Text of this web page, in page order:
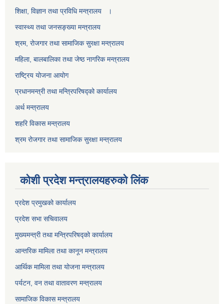
शिक्षा, विज्ञान तथा प्रविधि मन्त्रालय ।
स्वास्थ्य तथा जनसङ्ख्या मन्त्रालय
श्रम, रोजगार तथा सामाजिक सुरक्षा मन्त्रालय
महिला, बालबालिका तथा जेष्ठ नागरिक मन्त्रालय
राष्ट्रिय योजना आयोग
प्रधानमन्त्री तथा मन्त्रिपरिषद्को कार्यालय
अर्थ मन्त्रालय
शहरि विकास मन्त्रालय
श्रम रोजगार तथा सामाजिक सुरक्षा मन्त्रालय
कोशी प्रदेश मन्त्रालयहरुको लिंक
प्रदेश प्रमुखको कार्यालय
प्रदेश सभा सचिवालय
मुख्यमन्त्री तथा मन्त्रिपरिषद्को कार्यालय
आन्तरिक मामिला तथा कानून मन्त्रालय
आर्थिक मामिला तथा योजना मन्त्रालय
पर्यटन, वन तथा वातावरण मन्त्रालय
सामाजिक विकास मन्त्रालय